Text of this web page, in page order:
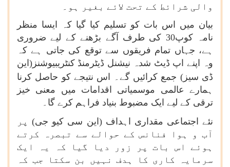
والی شرائط کے تحت لائے بغیر ہو۔
بیان میں اس بات کو تسلیم کیا گیا کہ ایسا منظر
نامہ کوپ30 کی طرف آگے بڑھنے کے لیے ضروری
ہے، جہاں تمام فریقوں سے توقع کی جاتی ہے کہ
وہ اپنے اپ ڈیٹ شدہ نیشنل ڈیٹرمنڈ کنٹریبیوشنز(این
ڈی سیز) جمع کرائیں گے۔ اس نتیجے کو حاصل کرنا
ہمارے عالمی موسمیاتی اقدامات میں معنی خیز
ترقی کے لیے ایک مضبوط بنیاد فراہم کرے گا۔
نئے اجتماعی مقداری اہداف (این سی کیو جی)
پر
آب و ہوا فنانس کے حوالے سے تبصرہ کرتے
ہوئے اس بات پر زور دیا گیا کہ یہ ایک
سرمایہ کاری کا ہدف نہیں بن سکتا جب کہ